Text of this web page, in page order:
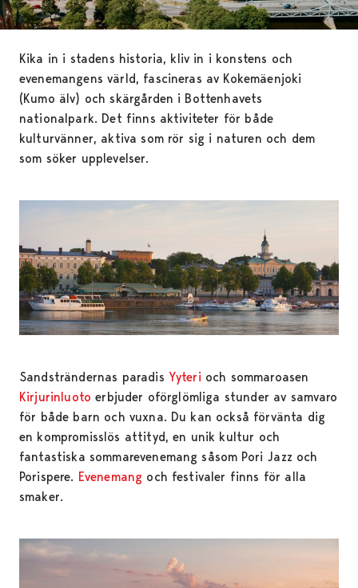
Kika in i stadens historia, kliv in i konstens och
evenemangens värld, fascineras av Kokemäenjoki
(Kumo älv) och skärgården i Bottenhavets
nationalpark. Det finns aktiviteter för både
kulturvänner, aktiva som rör sig i naturen och dem
som söker upplevelser.
Sandsträndernas paradis Yyteri och sommaroasen
Kirjurinluoto erbjuder oförglömliga stunder av samvaro
för både barn och vuxna. Du kan också förvänta dig
en kompromisslös attityd, en unik kultur och
fantastiska sommarevenemang såsom Pori Jazz och
Porispere. Evenemang och festivaler finns för alla
smaker.